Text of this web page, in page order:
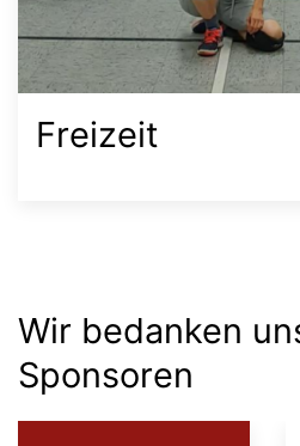
Freizeit
Wir bedanken
Sponsoren